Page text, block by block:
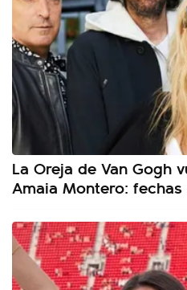
La Oreja de Van Gogh
Amaia Montero: